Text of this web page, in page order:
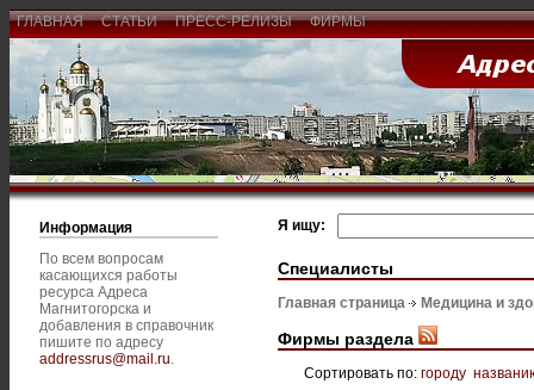
ГЛАВНАЯ СТАТЬИ ПРЕСС-РЕЛИЗЫ ФИРМЫ
Информация
По всем вопросам
касающихся работы
ресурса Адреса
Магнитогорска и
добавления в справочник
пишите по адресу
addressrus@mail.ru.
Я ищу:
Специалисты
Главная страница Медицина и
Фирмы раздела
Сортировать по: городу